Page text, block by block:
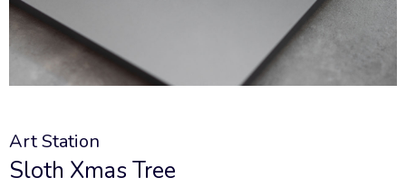
Art Station
Sloth Xmas Tree